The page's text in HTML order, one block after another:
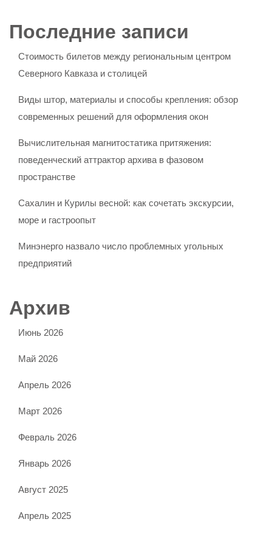
Последние записи
Стоимость билетов между региональным центром
Северного Кавказа и столицей
Виды штор, материалы и способы крепления: обзор
современных решений для оформления окон
Вычислительная магнитостатика притяжения:
поведенческий аттрактор архива в фазовом
пространстве
Сахалин и Курилы весной: как сочетать экскурсии,
море и гастроопыт
Минэнерго назвало число проблемных угольных
предприятий
Архив
Июнь 2026
Май 2026
Апрель 2026
Март 2026
Февраль 2026
Январь 2026
Август 2025
Апрель 2025